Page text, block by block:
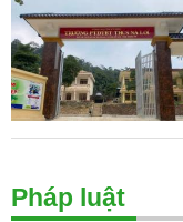
Pháp luật